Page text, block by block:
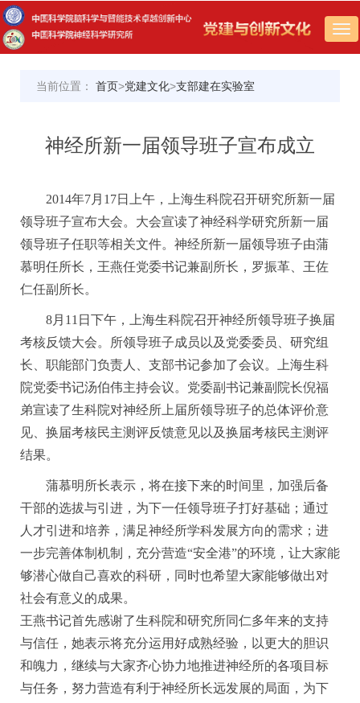
当前位置： 首页>党建文化>支部建在实验室
神经所新一届领导班子宣布成立
2014年7月17日上午，上海生科院召开研究所新一届
领导班子宣布大会。大会宣读了神经科学研究所新一届
领导班子任职等相关文件。神经所新一届领导班子由蒲
慕明任所长，王燕任党委书记兼副所长，罗振革、王佐
仁任副所长。
8月11日下午，上海生科院召开神经所领导班子换届
考核反馈大会。所领导班子成员以及党委委员、研究组
长、职能部门负责人、支部书记参加了会议。上海生科
院党委书记汤伯伟主持会议。党委副书记兼副院长倪福
弟宣读了生科院对神经所上届所领导班子的总体评价意
见、换届考核民主测评反馈意见以及换届考核民主测评
结果。
蒲慕明所长表示，将在接下来的时间里，加强后备
干部的选拔与引进，为下一任领导班子打好基础；通过
人才引进和培养，满足神经所学科发展方向的需求；进
一步完善体制机制，充分营造“安全港”的环境，让大家能
够潜心做自己喜欢的科研，同时也希望大家能够做出对
社会有意义的成果。
王燕书记首先感谢了生科院和研究所同仁多年来的支持
与信任，她表示将充分运用好成熟经验，以更大的胆识
和魄力，继续与大家齐心协力地推进神经所的各项目标
与任务，努力营造有利于神经所长远发展的局面，为下